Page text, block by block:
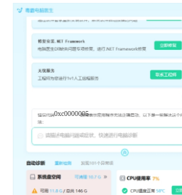
0xc0000005